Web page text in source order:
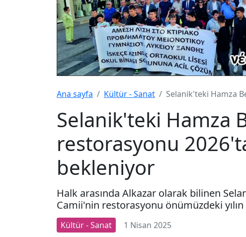
Ana sayfa Kültür - Sanat Selanik'teki Hamza
Selanik'teki Hamza
restorasyonu
bekleniyor
Halk arasında Alkazar olarak bilinen
Camii'nin restorasyonu önümüzdeki
Kültür - Sanat 1 Nisan 2025